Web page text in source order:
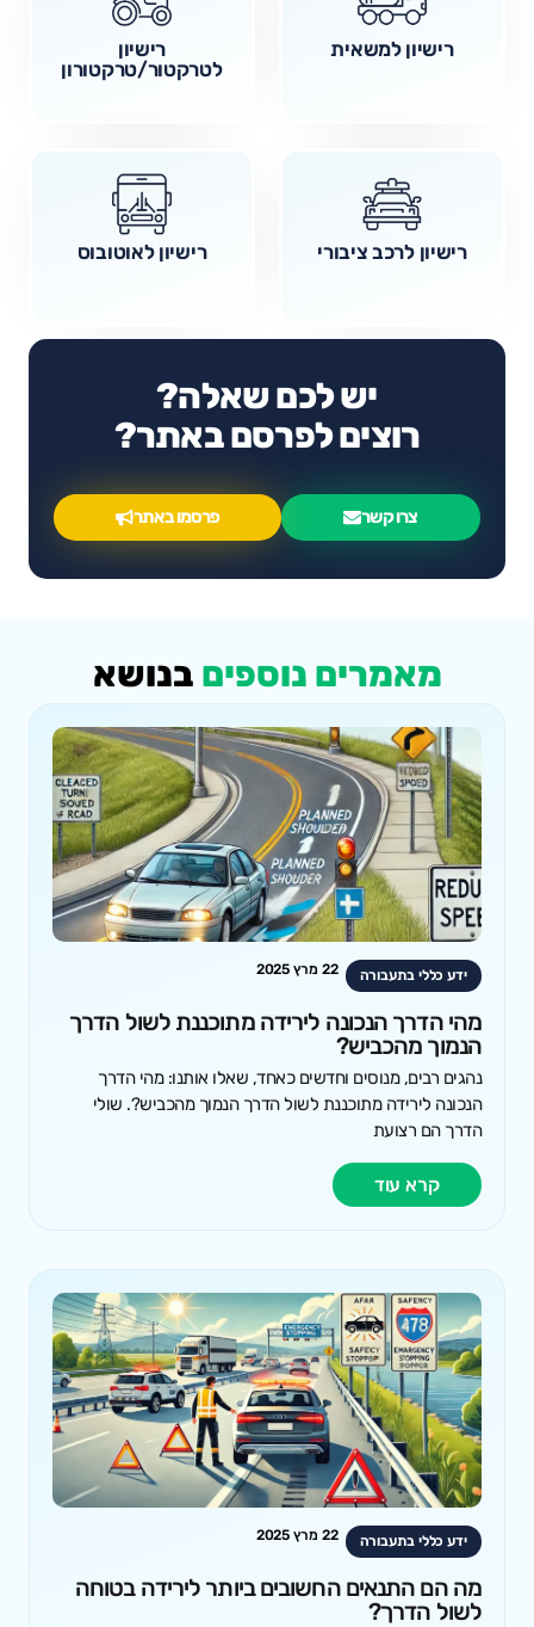
רישיון למשאית
רישיון
לטרקטור/טרקטורון
רישיון לרכב ציבורי רישיון לאוטובוס
יש לכם שאלה?
רוצים לפרסם באתר?
צרו קשר פרסמו באתר
מאמרים נוספים בנושא
ידע כללי בתעבורה 22 מרץ 2025
מהי הדרך הנכונה לירידה מתוכננת לשול הדרך
הנמוך מהכביש?
נהגים רבים, מנוסים וחדשים כאחד, שאלו אותנו: מהי הדרך
הנכונה לירידה מתוכננת לשול הדרך הנמוך מהכביש?. שולי
הדרך הם רצועת
קרא עוד
ידע כללי בתעבורה 22 מרץ 2025
מה הם התנאים החשובים ביותר לירידה בטוחה
לשול הדרך?